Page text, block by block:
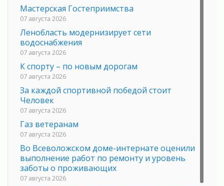
Мастерская Гостеприимства
07 августа 2026
Ленобласть модернизирует сети
водоснабжения
07 августа 2026
К спорту – по новым дорогам
07 августа 2026
За каждой спортивной победой стоит
Человек
07 августа 2026
Газ ветеранам
07 августа 2026
Во Всеволожском доме-интернате оценили
выполнение работ по ремонту и уровень
заботы о проживающих
07 августа 2026